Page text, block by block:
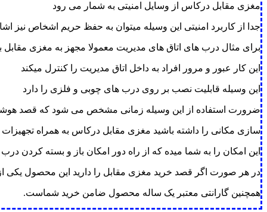
مغزی مقابل درکاس از وسایل امنیتی به شمار می رود
جدا از کاربرد امنیتی این وسیله میتوان به حفظ حریم اشخاص نیز
برای مثال درب های اتاق های مدیریت معمولا مجهز به مغزی مقابل
این کار عبور و مرور افراد به داخل اتاق مدیریت را کنترل میکند
این وسیله قابلیت نصب بر روی درب های چوبی و فلزی را دارد
ضرورت استفاده از این وسیله زمانی مشخص می شود که قصد
سازی مکانی را داشته باشید مغزی مقابل درکاس به همراه تجهیزات
این امکان را به شما میده که از راه دور امکان باز و بسته کردن درب
در هر صورت اگر قصد خرید مغزی مقابل را دارید این محصول یکی
همچنین گارانتی معتبر یک ساله محصول ضامن خرید شماست.